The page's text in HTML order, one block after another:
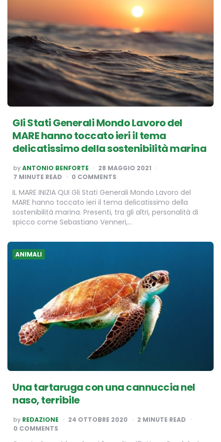
Gli Stati Generali Mondo Lavoro del
MARE hanno toccato ieri il tema
delicatissimo della sostenibilità marina
POSTED
BY
byANTONIO BENFORTE
28 MAGGIO 2021
7 MINUTE READ 0 COMMENTS
IL MARE INIZIA QUI Gli Stati Generali Mondo Lavoro del
MARE hanno toccato ieri il tema delicatissimo della
sostenibilità marina. Presenti, tra gli altri, personalità di
spicco come Sebastiano Venneri,…
ANIMALI
Una tartaruga con una cannuccia nel
naso, terribile
POSTED
BY
by REDAZIONE 24 OTTOBRE 2020 2 MINUTE READ
0 COMMENTS